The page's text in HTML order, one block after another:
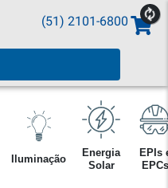
(51) 2101-6800
Iluminação
Energia
Solar
EPIs
EPCs